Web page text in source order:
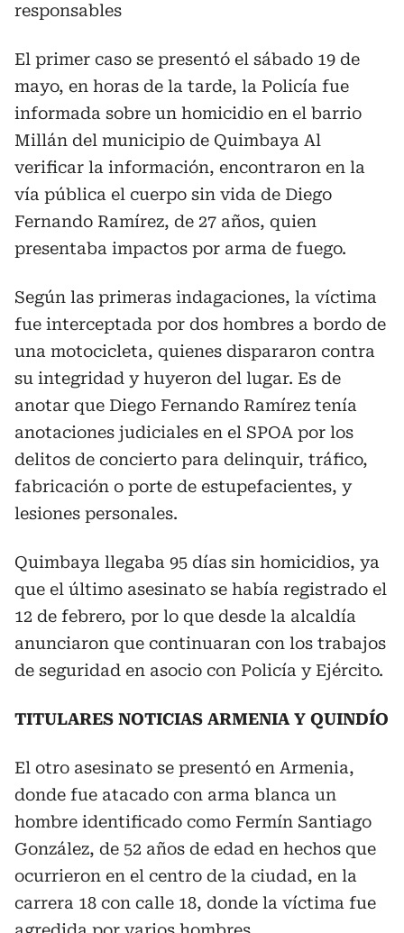
responsables
El primer caso se presentó el sábado 19 de
mayo, en horas de la tarde, la Policía fue
informada sobre un homicidio en el barrio
Millán del municipio de Quimbaya Al
verificar la información, encontraron en la
vía pública el cuerpo sin vida de Diego
Fernando Ramírez, de 27 años, quien
presentaba impactos por arma de fuego.
Según las primeras indagaciones, la víctima
fue interceptada por dos hombres a bordo de
una motocicleta, quienes dispararon contra
su integridad y huyeron del lugar. Es de
anotar que Diego Fernando Ramírez tenía
anotaciones judiciales en el SPOA por los
delitos de concierto para delinquir, tráfico,
fabricación o porte de estupefacientes, y
lesiones personales.
Quimbaya llegaba 95 días sin homicidios, ya
que el último asesinato se había registrado el
12 de febrero, por lo que desde la alcaldía
anunciaron que continuaran con los trabajos
de seguridad en asocio con Policía y Ejército.
TITULARES NOTICIAS ARMENIA Y QUINDÍO
El otro asesinato se presentó en Armenia,
donde fue atacado con arma blanca un
hombre identificado como Fermín Santiago
González, de 52 años de edad en hechos que
ocurrieron en el centro de la ciudad, en la
carrera 18 con calle 18, donde la víctima fue